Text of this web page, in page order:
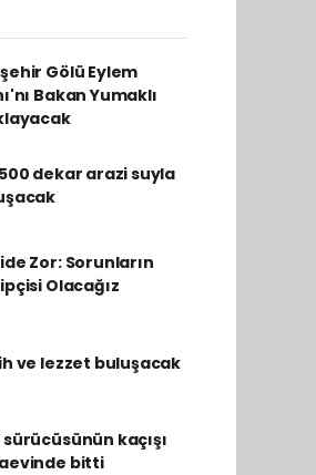
Gölü Eylem
Bakan Yumaklı
dekar arazi suyla
Zor: Sorunların
Olacağız
ve lezzet buluşacak
sürücüsünün kaçışı
bitti